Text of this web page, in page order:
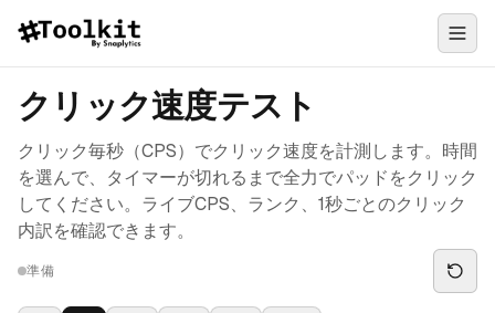
クリック速度テスト
クリック毎秒（CPS）でクリック速度を計測します。時間
を選んで、タイマーが切れるまで全力でパッドをクリック
してください。ライブCPS、ランク、1秒ごとのクリック
内訳を確認できます。
準備